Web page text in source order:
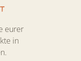
eurer
in